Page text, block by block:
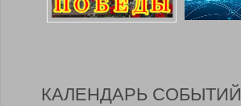
КАЛЕНДАРЬ СОБЫТИЙ